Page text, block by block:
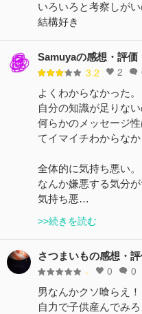
いろいろと考察しが
結構好き
Samuyaの感想・評価
3.2 2
よくわからなかった。
自分の知識が足りない
何らかのメッセージ
てイマイチわからなか
全体的に気持ち悪い。
なんか嫌悪する気分が
気持ち悪…
>>続きを読む
さつまいもの感想・
- 0 0
男なんかクソ喰らえ！
自力で子供産んでみ